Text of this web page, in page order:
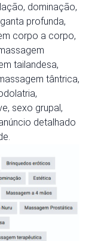
dominação,
profunda,
corpo a corpo,
tailandesa,
tântrica,
sexo grupal,
detalhado